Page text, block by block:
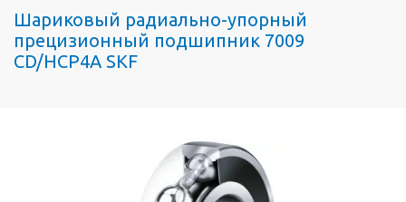
Шариковый радиально-упорный
прецизионный подшипник 7009
CD/HCP4A SKF